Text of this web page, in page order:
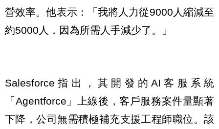
營效率。他表示：「我將人力從9000人縮減至
約5000人，因為所需人手減少了。」
Salesforce指出，其開發的AI客服系統
「Agentforce」上線後，客戶服務案件量顯著
下降，公司無需積極補充支援工程師職位。該